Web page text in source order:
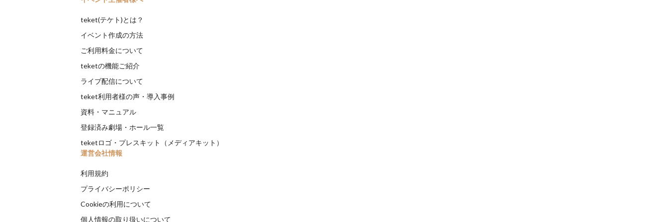
teket(テケト)とは？
イベント作成の方法
ご利用料金について
teketの機能ご紹介
ライブ配信について
teket利用者様の声・導入事例
資料・マニュアル
登録済み劇場・ホール一覧
teketロゴ・プレスキット（メディアキット）
運営会社情報
利用規約
プライバシーポリシー
Cookieの利用について
個人情報の取り扱いについて